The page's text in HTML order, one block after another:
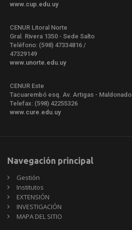
www.cup.edu.uy
CENUR Litoral Norte
Gral. Rivera 1350 - Sede Salto
Teléfono: (598) 47334816 /
47329149
www.unorte.edu.uy
CENUR Este
Tacuarembó esq. Av. Artigas - Maldonado
Telefax: (598) 42255326
www.cure.edu.uy
Navegación principal
Gestión
Institutos
EXTENSIÓN
INVESTIGACIÓN
MAPA DEL SITIO